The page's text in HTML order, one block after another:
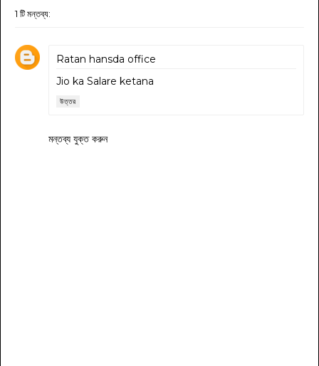
1 টি মন্তব্য:
Ratan hansda office
Jio ka Salare ketana
উত্তর
মন্তব্য যুক্ত করুন